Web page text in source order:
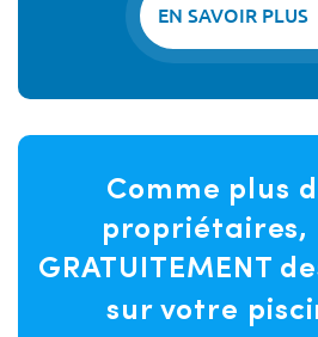
EN SAVOIR PLUS
Comme plus
propriétaires,
GRATUITEMENT
sur votre